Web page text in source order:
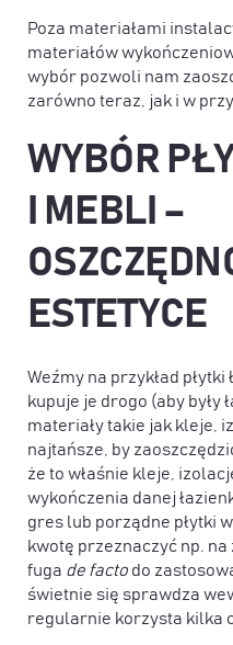
Poza materiałami
materiałów
wybór pozwoli nam
zarówno teraz, jak i w
WYBÓR
I MEBLI –
ESTETYCE
Weźmy na przykład
kupuje je drogo (aby były
materiały takie jak kleje,
najtańsze, by
że to właśnie kleje,
wykończenia danej
gres lub porządne płytki
kwotę przeznaczyć np. na
fuga de factodo
świetnie się sprawdza
regularnie korzysta kilka